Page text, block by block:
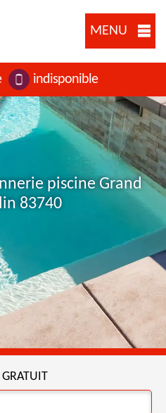
MENU
indisponible
piscine Grand
83740
GRATUIT